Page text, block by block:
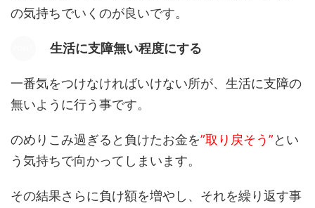
の気持ちでいくのが良いです。
生活に支障無い程度にする
一番気をつけなければいけない所が、生活に支障の
無いように行う事です。
のめりこみ過ぎると負けたお金を”取り戻そう”とい
う気持ちで向かってしまいます。
その結果さらに負け額を増やし、それを繰り返す事